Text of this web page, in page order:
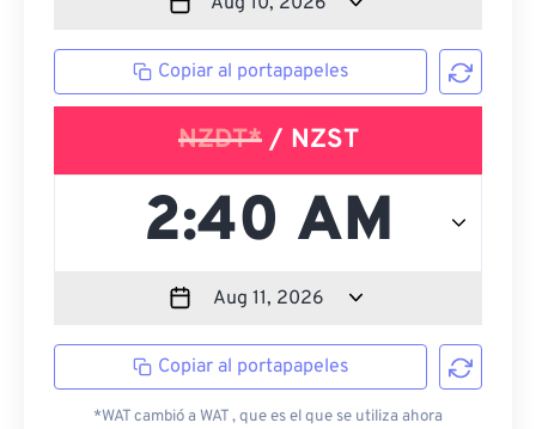
Copiar al portapapeles
NZDT*/ NZST
Copiar al portapapeles
*WAT cambió a WAT , que es el que se utiliza ahora